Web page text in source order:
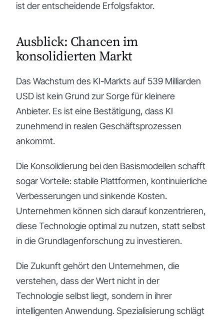
ist der entscheidende Erfolgsfaktor.
Ausblick: Chancen im
konsolidierten Markt
Das Wachstum des KI-Markts auf 539 Milliarden
USD ist kein Grund zur Sorge für kleinere
Anbieter. Es ist eine Bestätigung, dass KI
zunehmend in realen Geschäftsprozessen
ankommt.
Die Konsolidierung bei den Basismodellen schafft
sogar Vorteile: stabile Plattformen, kontinuierliche
Verbesserungen und sinkende Kosten.
Unternehmen können sich darauf konzentrieren,
diese Technologie optimal zu nutzen, statt selbst
in die Grundlagenforschung zu investieren.
Die Zukunft gehört den Unternehmen, die
verstehen, dass der Wert nicht in der
Technologie selbst liegt, sondern in ihrer
intelligenten Anwendung. Spezialisierung schlägt